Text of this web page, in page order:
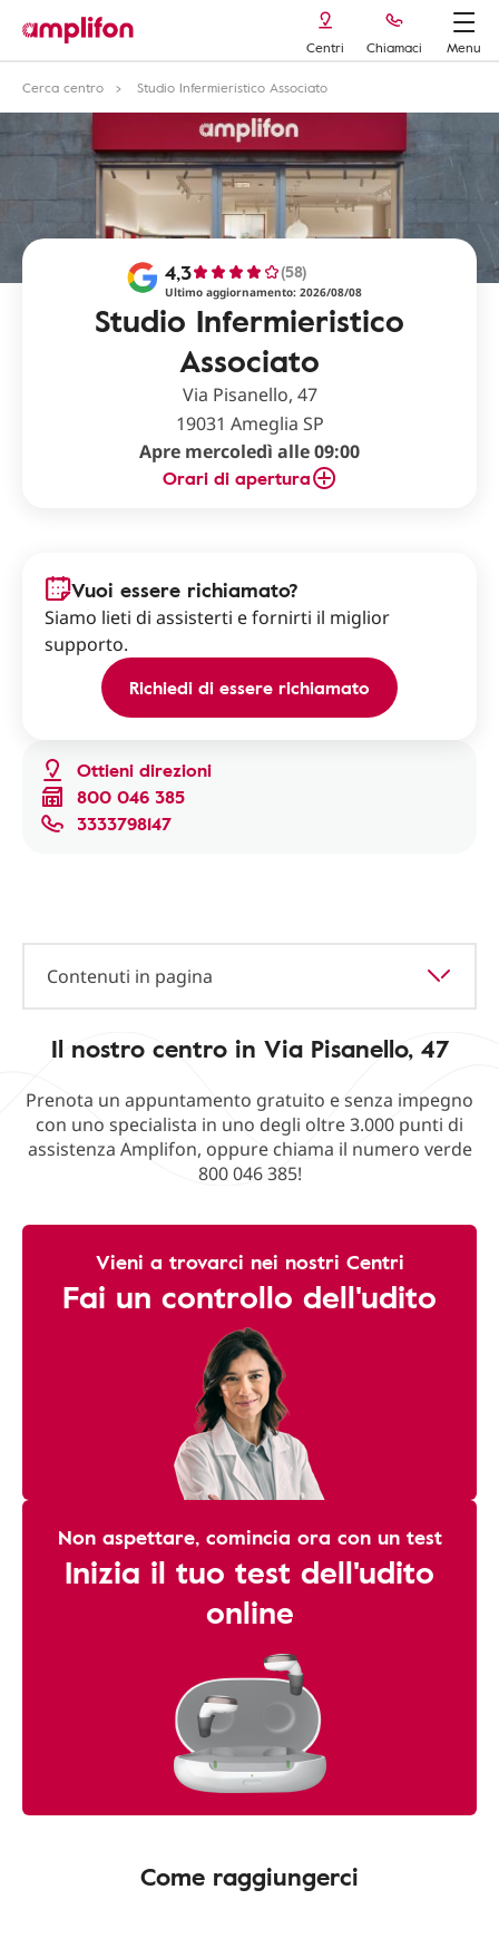
Centri Chiamaci
Menu
Cerca centro
Studio Infermieristico Associato
Studio Infermieristico
Associato
4,3 (58)
Ultimo aggiornamento: 2026/08/08
Via Pisanello, 47
19031 Ameglia SP
Apre mercoledì alle 09:00
Orari di apertura
Ottieni direzioni
800 046 385
3333798147
Vuoi essere richiamato?
Siamo lieti di assisterti e fornirti il miglior
supporto.
Richiedi di essere richiamato
Contenuti in pagina
Il nostro centro in Via Pisanello, 47
Prenota un appuntamento gratuito e senza impegno
con uno specialista in uno degli oltre 3.000 punti di
assistenza Amplifon, oppure chiama il numero verde
800 046 385!
Vieni a trovarci nei nostri Centri
Fai un controllo dell'udito
Non aspettare, comincia ora con un test
Inizia il tuo test dell'udito
online
Come raggiungerci